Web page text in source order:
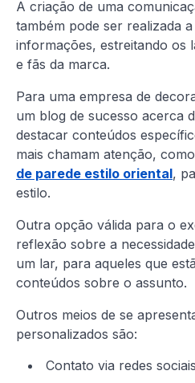
A criação de uma
também pode ser realizada
informações, estreitando os
e fãs da marca.
Para uma empresa de
um blog de sucesso acerca
destacar conteúdos
mais chamam atenção,
de parede estilo oriental,
estilo.
Outra opção válida para o
reflexão sobre a
um lar, para aqueles que
conteúdos sobre o assunto.
Outros meios de se
personalizados são:
Contato via redes